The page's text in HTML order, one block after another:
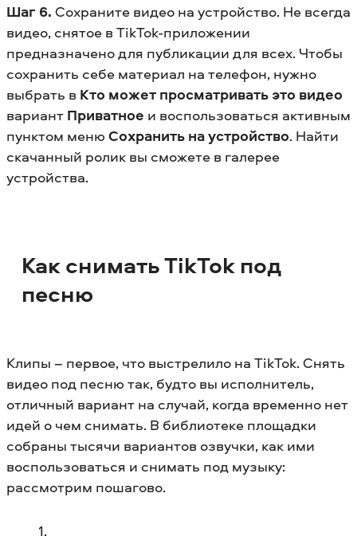
Шаг 6. Сохраните видео на устройство. Не всегда
видео, снятое в TikTok-приложении
предназначено для публикации для всех. Чтобы
сохранить себе материал на телефон, нужно
выбрать в Кто может просматривать это видео
вариант Приватное и воспользоваться активным
пунктом меню Сохранить на устройство. Найти
скачанный ролик вы сможете в галерее
устройства.
Как снимать TikTok под
песню
Клипы – первое, что выстрелило на TikTok. Снять
видео под песню так, будто вы исполнитель,
отличный вариант на случай, когда временно нет
идей о чем снимать. В библиотеке площадки
собраны тысячи вариантов озвучки, как ими
воспользоваться и снимать под музыку:
рассмотрим пошагово.